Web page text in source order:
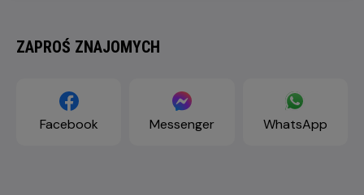
ZAPROŚ ZNAJOMYCH
Facebook Messenger WhatsApp